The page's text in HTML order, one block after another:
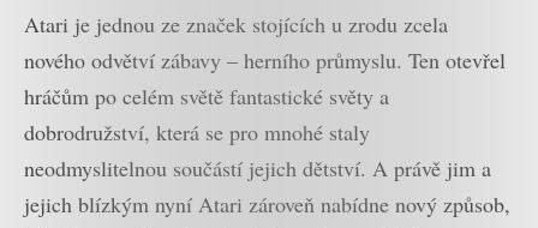
Atari je jednou ze značek stojících u zrodu zcela
nového odvětví zábavy – herního průmyslu. Ten otevřel
hráčům po celém světě fantastické světy a
dobrodružství, která se pro mnohé staly
neodmyslitelnou součástí jejich dětství. A právě jim a
jejich blízkým nyní Atari zároveň nabídne nový způsob,